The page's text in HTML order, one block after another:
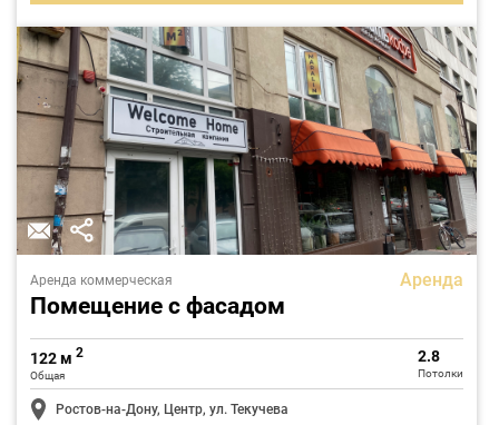
Аренда коммерческая Аренда
Помещение с фасадом
122 м 2
Общая
2.8
Потолки
Ростов-на-Дону, Центр, ул. Текучева